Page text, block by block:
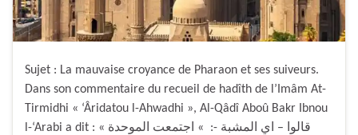
Sujet : La mauvaise croyance de Pharaon et ses suiveurs.
Dans son commentaire du recueil de hadîth de l’Imâm At-
Tirmidhi « ‘Âridatou l-Ahwadhi », Al-Qâdî Aboû Bakr Ibnou
l-‘Arabi a dit : « قالوا – اي المشبة -: » اجتمعت الموحدة